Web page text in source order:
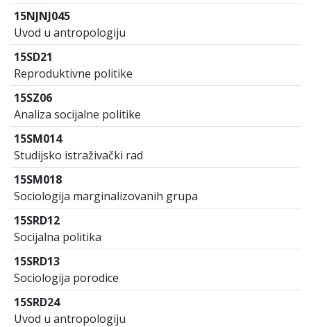
15NJNJ045
Uvod u antropologiju
15SD21
Reproduktivne politike
15SZ06
Analiza socijalne politike
15SM014
Studijsko istraživački rad
15SM018
Sociologija marginalizovanih grupa
15SRD12
Socijalna politika
15SRD13
Sociologija porodice
15SRD24
Uvod u antropologiju